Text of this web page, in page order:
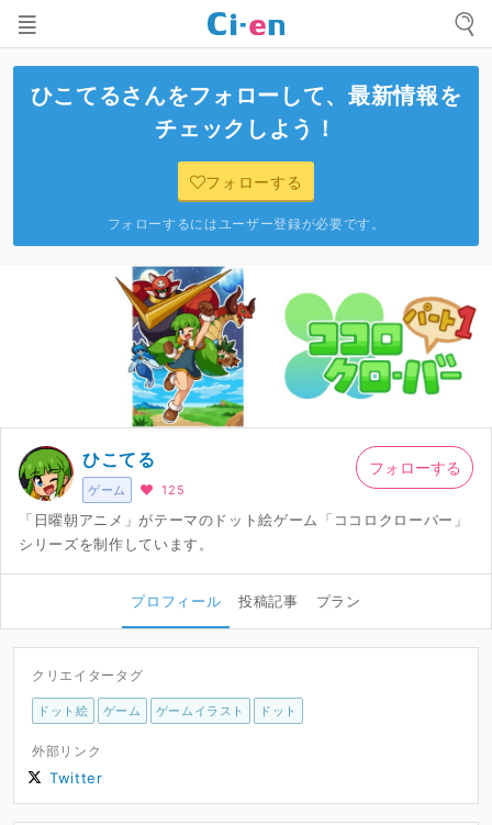
ひこてるさんをフォローして、最新情報を
チェックしよう！
フォローする
フォローするにはユーザー登録が必要です。
ゲーム
ひこてる
125
「日曜朝アニメ」がテーマのドット絵ゲーム「ココロクローバー」
シリーズを制作しています。
フォローする
プロフィール 投稿記事 プラン
クリエイタータグ
ドット絵 ゲーム ゲームイラスト ドット
外部リンク
Twitter